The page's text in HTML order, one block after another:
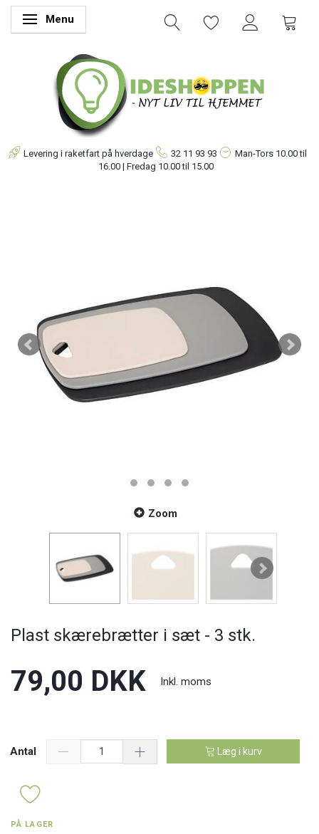
Skifte navigation
Menu
Levering i raketfart på hverdage 32 11 93 93 Man-Tors 10.00 til
16.00 | Fredag 10.00 til 15.00
Zoom
Plast skærebrætter i sæt - 3 stk.
79,00 DKK Inkl. moms
Antal Læg i kurv
PÅ LAGER